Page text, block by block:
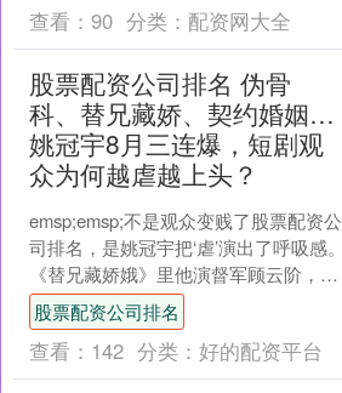
查看： 90 分类： 配资网大全
股票配资公司排名 伪骨
科、替兄藏娇、契约婚姻…
姚冠宇8月三连爆，短剧观
众为何越虐越上头？
emsp;emsp;不是观众变贱了股票配资公
司排名，是姚冠宇把‘虐’演出了呼吸感。
《替兄藏娇娥》里他演督军顾云阶，手
按刀柄站在雨里看哑女姜稚鱼跑远，没
一句台词，....
股票配资公司排名
查看： 142 分类： 好的配资平台